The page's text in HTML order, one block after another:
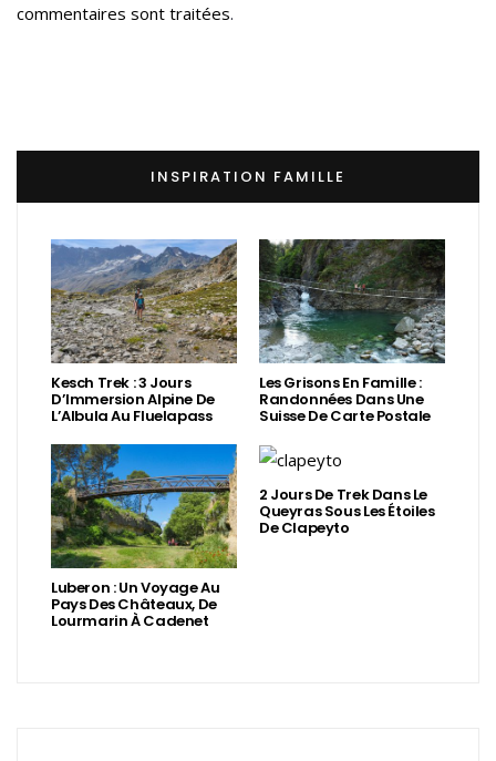
commentaires sont traitées.
INSPIRATION FAMILLE
Kesch Trek : 3 Jours
D’Immersion Alpine De
L’Albula Au Fluelapass
Les Grisons En Famille :
Randonnées Dans Une
Suisse De Carte Postale
Luberon : Un Voyage Au
Pays Des Châteaux, De
Lourmarin À Cadenet
2 Jours De Trek Dans Le
Queyras Sous Les Étoiles
De Clapeyto